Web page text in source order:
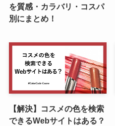
を質感・カラバリ・コスパ
別にまとめ！
【解決】コスメの色を検索
できるWebサイトはある？